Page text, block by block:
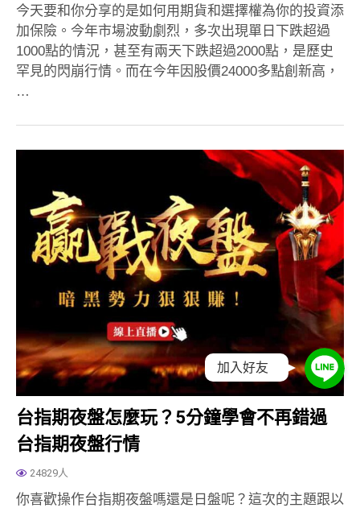
今天要和你分享的是如何用期貨和選擇權為你的投資添
加保險。今年市場波動劇烈，多次出現單日下跌超過
1000點的情況，甚至有兩天下跌超過2000點，是歷史
罕見的閃崩行情。而在今年因股價24000多點創新高，
…
台指期夜盤怎麼玩？5分鐘學會不再錯過
台指期夜盤行情
24829人
你喜歡操作台指期夜盤嗎還是日盤呢？這次的主題跟以
加入好友